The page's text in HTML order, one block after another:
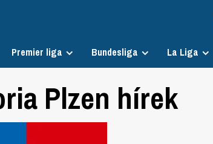
Premier liga Bundesliga La Liga
Plzen hírek